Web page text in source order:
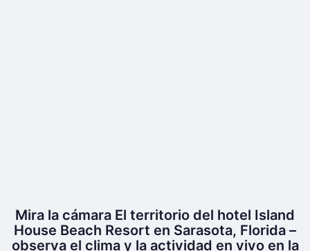
Mira la cámara El territorio del hotel Island
House Beach Resort en Sarasota, Florida –
observa el clima y la actividad en vivo en la